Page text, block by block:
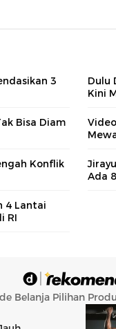
3
Dulu
Kini
Bisa Diam
Konflik
Ada
4 Lantai
RI